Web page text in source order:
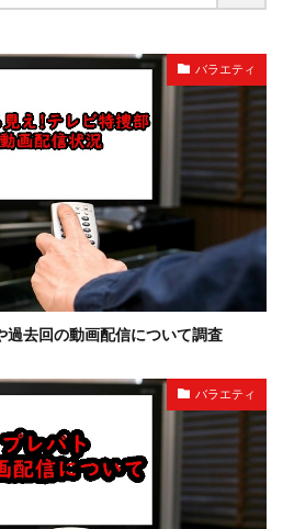
バラエティ
過去回の動画配信について調査
バラエティ